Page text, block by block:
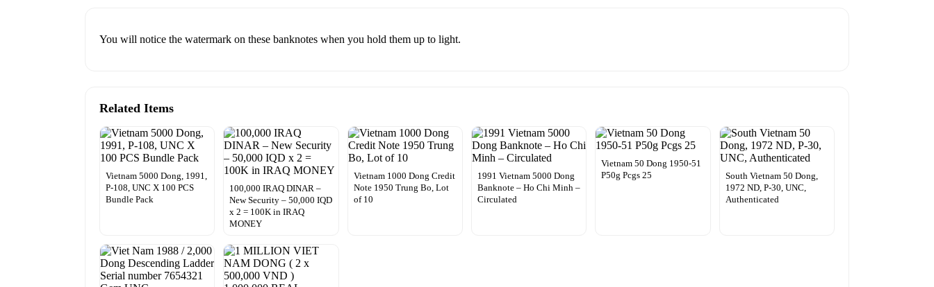
You will notice the watermark on these banknotes when you hold them up to light.
Related Items
Vietnam 5000 Dong, 1991,
P-108, UNC X 100 PCS
Bundle Pack
100,000 IRAQ DINAR –
New Security – 50,000 IQD
x 2 = 100K in IRAQ
MONEY
Vietnam 1000 Dong Credit
Note 1950 Trung Bo, Lot
of 10
1991 Vietnam 5000 Dong
Banknote – Ho Chi Minh –
Circulated
Vietnam 50 Dong 1950-51
P50g Pcgs 25
South Vietnam 50 Dong,
1972 ND, P-30, UNC,
Authenticated